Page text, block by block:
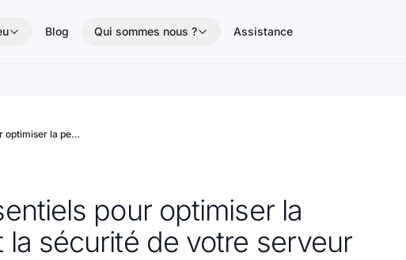
Blog Qui sommes nous ? Assistance
10 réglages essentiels pour optimiser la performance et la sécurité de votre serveur SCUM
pour optimiser la
sécurité de votre serveur